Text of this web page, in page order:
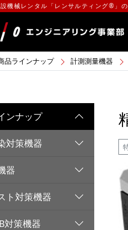
機械レンタル「レンサルティング®」
品ラインナップ 計測測量機器
ンナップ
対策機器
器
ト対策機器
対策機器